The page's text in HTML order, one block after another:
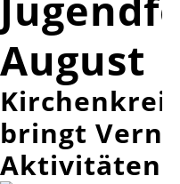
August
bringt
Aktivitäten